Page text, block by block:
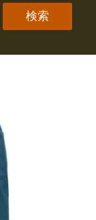
検索